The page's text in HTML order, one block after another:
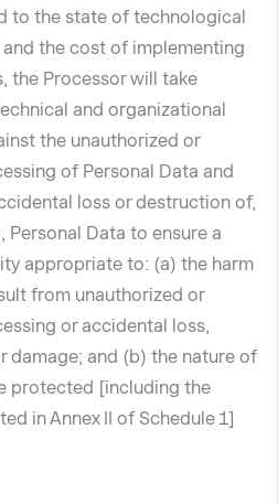
to the state of technological
the cost of implementing
the Processor will take
and organizational
the unauthorized or
of Personal Data and
loss or destruction of,
Personal Data to ensure a
appropriate to: (a) the harm
from unauthorized or
or accidental loss,
damage; and (b) the nature of
protected [including the
in Annex II of Schedule 1]